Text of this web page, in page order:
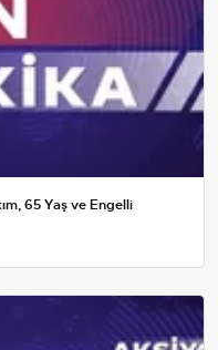
65 Yaş ve Engelli